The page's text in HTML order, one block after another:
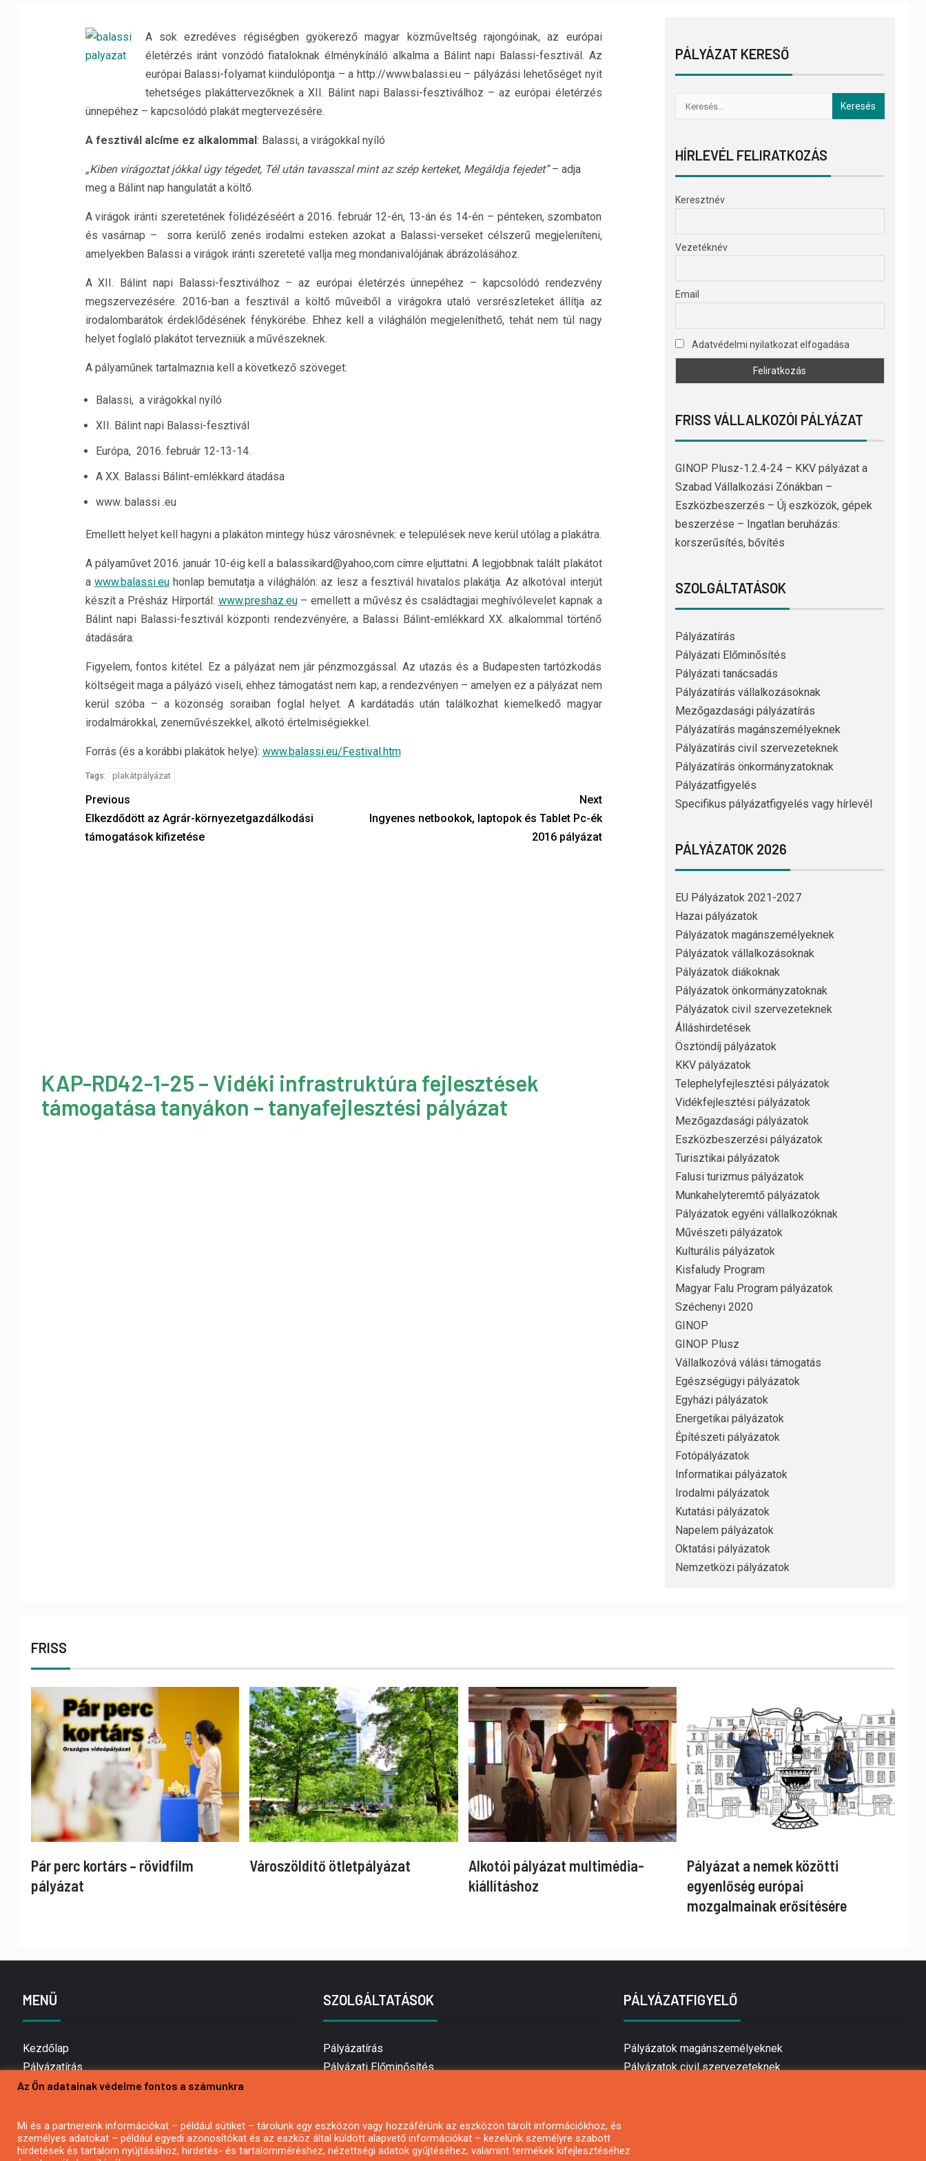
A sok ezredéves régiségben gyökerező magyar közműveltség rajongóinak, az európai
életérzés iránt vonzódó fiataloknak élménykínáló alkalma a Bálint napi Balassi-fesztivál. Az
európai Balassi-folyamat kiindulópontja – a http://www.balassi.eu – pályázási lehetőséget nyit
tehetséges plakáttervezőknek a XII. Bálint napi Balassi-fesztiválhoz – az európai életérzés
ünnepéhez – kapcsolódó plakát megtervezésére.
A fesztivál alcíme ez alkalommal: Balassi, a virágokkal nyíló
„Kiben virágoztat jókkal úgy tégedet, Tél után tavasszal mint az szép kerteket, Megáldja fejedet”– adja
meg a Bálint nap hangulatát a költő.
A virágok iránti szeretetének fölidézéséért a 2016. február 12-én, 13-án és 14-én – pénteken, szombaton
és vasárnap – sorra kerülő zenés irodalmi esteken azokat a Balassi-verseket célszerű megjeleníteni,
amelyekben Balassi a virágok iránti szereteté vallja meg mondanivalójának ábrázolásához.
A XII. Bálint napi Balassi-fesztiválhoz – az európai életérzés ünnepéhez – kapcsolódó rendezvény
megszervezésére. 2016-ban a fesztivál a költő műveiből a virágokra utaló versrészleteket állítja az
irodalombarátok érdeklődésének fénykörébe. Ehhez kell a világhálón megjeleníthető, tehát nem túl nagy
helyet foglaló plakátot tervezniük a művészeknek.
A pályaműnek tartalmaznia kell a következő szöveget:
Balassi, a virágokkal nyíló
XII. Bálint napi Balassi-fesztivál
Európa, 2016. február 12-13-14.
A XX. Balassi Bálint-emlékkard átadása
www. balassi .eu
Emellett helyet kell hagyni a plakáton mintegy húsz városnévnek: e települések neve kerül utólag a plakátra.
A pályaművet 2016. január 10-éig kell a balassikard@yahoo,com címre eljuttatni. A legjobbnak talált plakátot
a www.balassi.euhonlap bemutatja a világhálón: az lesz a fesztivál hivatalos plakátja. Az alkotóval interjút
készít a Présház Hírportál: www.preshaz.eu– emellett a művész és családtagjai meghívólevelet kapnak a
Bálint napi Balassi-fesztivál központi rendezvényére, a Balassi Bálint-emlékkard XX. alkalommal történő
átadására.
Figyelem, fontos kitétel. Ez a pályázat nem jár pénzmozgással. Az utazás és a Budapesten tartózkodás
költségeit maga a pályázó viseli, ehhez támogatást nem kap; a rendezvényen – amelyen ez a pályázat nem
kerül szóba – a közönség soraiban foglal helyet. A kardátadás után találkozhat kiemelkedő magyar
irodalmárokkal, zeneművészekkel, alkotó értelmiségiekkel.
Forrás (és a korábbi plakátok helye): www.balassi.eu/Festival.htm
Tags: plakátpályázat
Previous
Elkezdődött az Agrár-környezetgazdálkodási
támogatások kifizetése
Next
Ingyenes netbookok, laptopok és Tablet Pc-ék
2016 pályázat
KAP-RD42-1-25 – Vidéki infrastruktúra fejlesztések
támogatása tanyákon – tanyafejlesztési pályázat
PÁLYÁZAT KERESŐ
HÍRLEVÉL FELIRATKOZÁS
Keresztnév
Vezetéknév
Email
Adatvédelmi nyilatkozat elfogadása
FRISS VÁLLALKOZÓI PÁLYÁZAT
GINOP Plusz-1.2.4-24 – KKV pályázat a
Szabad Vállalkozási Zónákban –
Eszközbeszerzés – Új eszközök, gépek
beszerzése – Ingatlan beruházás:
korszerűsítés, bővítés
SZOLGÁLTATÁSOK
Pályázatírás
Pályázati Előminősítés
Pályázati tanácsadás
Pályázatírás vállalkozásoknak
Mezőgazdasági pályázatírás
Pályázatírás magánszemélyeknek
Pályázatírás civil szervezeteknek
Pályázatírás önkormányzatoknak
Pályázatfigyelés
Specifikus pályázatfigyelés vagy hírlevél
PÁLYÁZATOK 2026
EU Pályázatok 2021-2027
Hazai pályázatok
Pályázatok magánszemélyeknek
Pályázatok vállalkozásoknak
Pályázatok diákoknak
Pályázatok önkormányzatoknak
Pályázatok civil szervezeteknek
Álláshirdetések
Ösztöndíj pályázatok
KKV pályázatok
Telephelyfejlesztési pályázatok
Vidékfejlesztési pályázatok
Mezőgazdasági pályázatok
Eszközbeszerzési pályázatok
Turisztikai pályázatok
Falusi turizmus pályázatok
Munkahelyteremtő pályázatok
Pályázatok egyéni vállalkozóknak
Művészeti pályázatok
Kulturális pályázatok
Kisfaludy Program
Magyar Falu Program pályázatok
Széchenyi 2020
GINOP
GINOP Plusz
Vállalkozóvá válási támogatás
Egészségügyi pályázatok
Egyházi pályázatok
Energetikai pályázatok
Építészeti pályázatok
Fotópályázatok
Informatikai pályázatok
Irodalmi pályázatok
Kutatási pályázatok
Napelem pályázatok
Oktatási pályázatok
Nemzetközi pályázatok
FRISS
Pár perc kortárs – rövidfilm
pályázat
Városzöldítő ötletpályázat
Alkotói pályázat multimédia-
kiállításhoz
Pályázat a nemek közötti
egyenlőség európai
mozgalmainak erősítésére
MENÜ
Kezdőlap
Pályázatírás
Bemutatkozás
Hírlevél feliratkozás
Impresszum
SZOLGÁLTATÁSOK
Pályázatírás
Pályázati Előminősítés
Mezőgazdasági pályázatírás
Pályázatírás magánszemélyeknek
PÁLYÁZATFIGYELŐ
Pályázatok magánszemélyeknek
Pályázatok civil szervezeteknek
Az Ön adatainak védelme fontos a számunkra
Mi és a partnereink információkat – például sütiket – tárolunk egy eszközön vagy hozzáférünk az eszközön tárolt információkhoz, és
személyes adatokat – például egyedi azonosítókat és az eszköz által küldött alapvető információkat – kezelünk személyre szabott
hirdetések és tartalom nyújtásához, hirdetés- és tartalomméréshez, nézettségi adatok gyűjtéséhez, valamint termékek kifejlesztéséhez